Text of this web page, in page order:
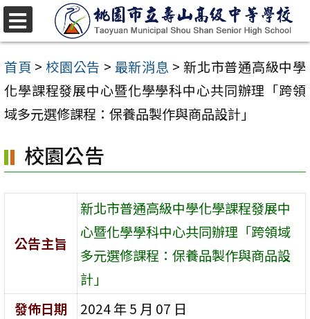
跳
至
主
要
內
區
首頁 > 校園公告 > 最新消息 > 新北市普通高級中學
化學課程發展中心暨化學學科中心共同辦理「跨領
域多元選修課程：保養品製作與商品設計」
校園公告
公告主旨
新北市普通高級中學化學課程發展中
心暨化學學科中心共同辦理「跨領域
多元選修課程：保養品製作與商品設
計」
發佈日期
2024 年 5 月 07 日
選
單